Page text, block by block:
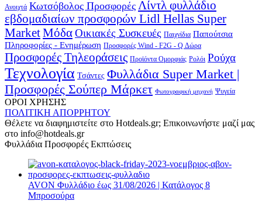
Ανοιχτά Κωτσόβολος Προσφορές Λίντλ φυλλάδιο
εβδομαδιαίων προσφορών Lidl Hellas Super
MarketΜόδαΟικιακές Συσκευές Παιχνίδια Παπούτσια
Πληροφορίες - Ενημέρωση Προσφορές Wind - F2G - Q Δώρα
Προσφορές Τηλεοράσεις Προϊόντα Ομορφιάς Ρολόι Ρούχα
Τεχνολογία Τσάντες Φυλλάδια Super Market |
Προσφορές Σούπερ Μάρκετ Φωτογραφική μηχανή Ψυγεία
ΟΡΟΙ ΧΡΗΣΗΣ
ΠΟΛΙΤΙΚΗ ΑΠΟΡΡΗΤΟΥ
Θέλετε να διαφημιστείτε στο Hotdeals.gr; Επικοινωνήστε μαζί μας
στο info@hotdeals.gr
Φυλλάδια Προσφορές Εκπτώσεις
AVON Φυλλάδιο έως 31/08/2026 | Κατάλογος 8
Μπροσούρα